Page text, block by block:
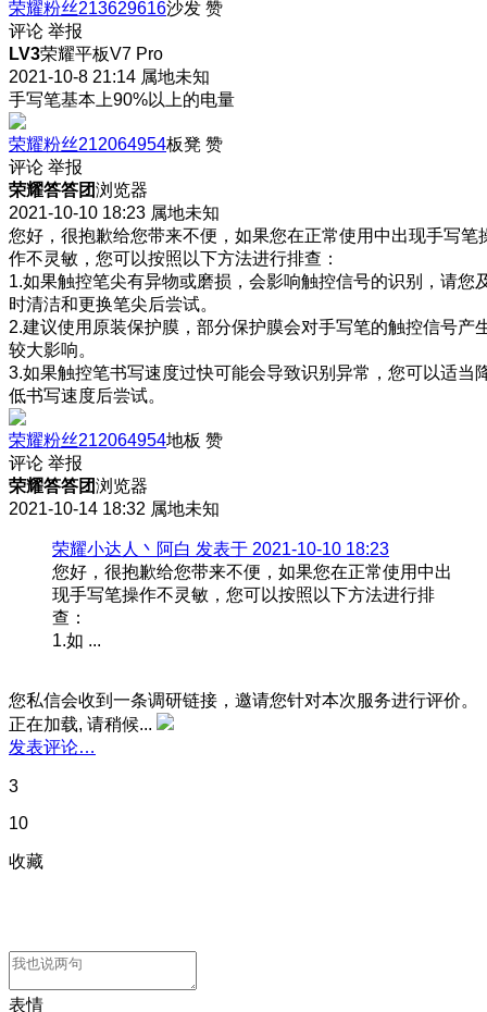
荣耀粉丝213629616沙发 赞
评论 举报
LV3荣耀平板V7 Pro
2021-10-8 21:14 属地未知
手写笔基本上90%以上的电量
荣耀粉丝212064954板凳 赞
评论 举报
荣耀答答团浏览器
2021-10-10 18:23 属地未知
您好，很抱歉给您带来不便，如果您在正常使用中出现手写笔
作不灵敏，您可以按照以下方法进行排查：
1.如果触控笔尖有异物或磨损，会影响触控信号的识别，请您
时清洁和更换笔尖后尝试。
2.建议使用原装保护膜，部分保护膜会对手写笔的触控信号产
较大影响。
3.如果触控笔书写速度过快可能会导致识别异常，您可以适当
低书写速度后尝试。
荣耀粉丝212064954地板 赞
评论 举报
荣耀答答团浏览器
2021-10-14 18:32 属地未知
荣耀小达人丶阿白 发表于 2021-10-10 18:23
您好，很抱歉给您带来不便，如果您在正常使用中出
现手写笔操作不灵敏，您可以按照以下方法进行排
查：
1.如 ...
您私信会收到一条调研链接，邀请您针对本次服务进行评价。
正在加载, 请稍候...
发表评论…
3
10
收藏
表情